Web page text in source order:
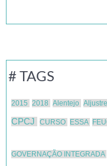
# TAGS
2015 2018 Alentejo
CPCJ
CURSO ESSA
GOVERNAÇÃO INTEGRADA